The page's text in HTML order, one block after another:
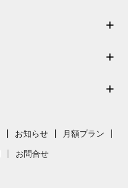
お知らせ 月額プラン
お問合せ